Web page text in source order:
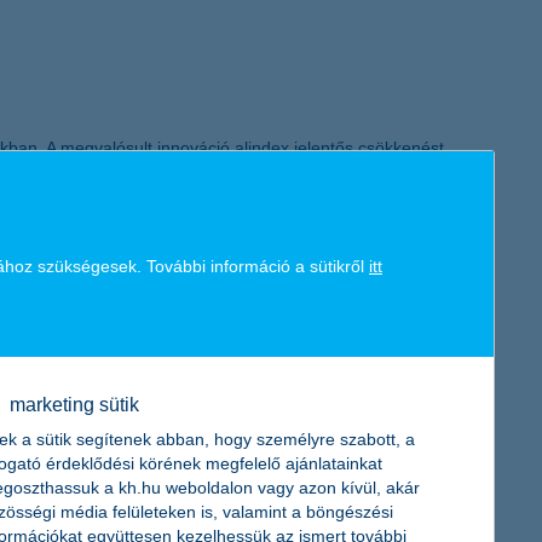
A megvalósult innováció alindex jelentős csökkenést
fermentált oldószerek
vagy a szerves tápanyagpótló készítmények
szükségesek. További információ a sütikről itt
marketing sütik
a sütik segítenek abban, hogy személyre szabott, a
érdeklődési körének megfelelő ajánlatainkat
a kh.hu weboldalon vagy azon kívül, akár
média felületeken is, valamint a böngészési
együttesen kezelhessük az ismert további